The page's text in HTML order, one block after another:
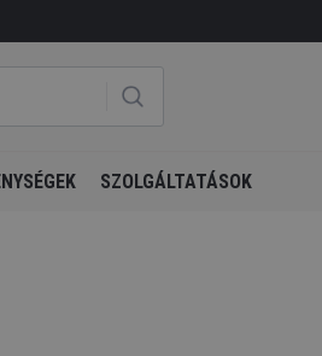
SZOLGÁLTATÁSOK